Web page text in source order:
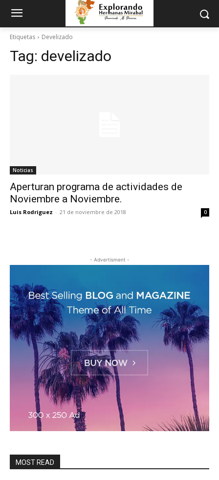
Etiquetas Develizado
Tag: develizado
Noticias
Aperturan programa de actividades de
Noviembre a Noviembre.
Luis Rodriguez - 21 de noviembre de 2018 0
- Advertisment -
MOST READ